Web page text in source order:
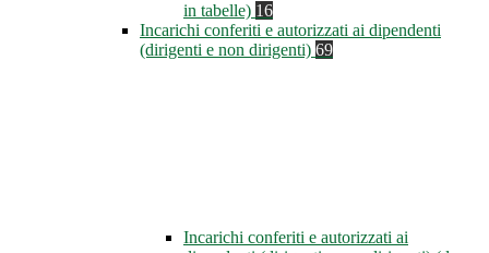
in tabelle) 16
Incarichi conferiti e autorizzati ai dipendenti
(dirigenti e non dirigenti) 69
Incarichi conferiti e autorizzati ai